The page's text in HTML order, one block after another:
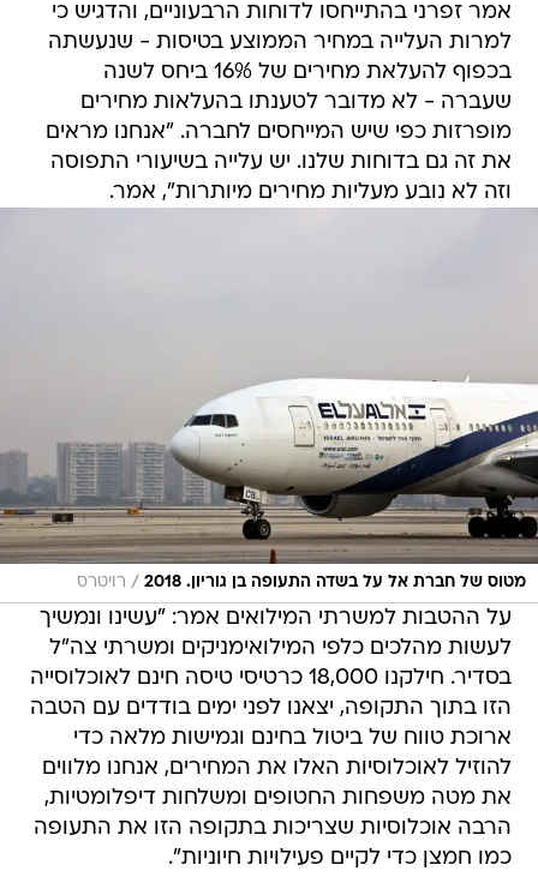
אמר זפרני בהתייחסו לדוחות הרבעוניים, והדגיש כי
למרות העלייה במחיר הממוצע בטיסות - שנעשתה
בכפוף להעלאת מחירים של 16% ביחס לשנה
שעברה - לא מדובר לטענתו בהעלאות מחירים
מופרזות כפי שיש המייחסים לחברה. "אנחנו מראים
את זה גם בדוחות שלנו. יש עלייה בשיעורי התפוסה
וזה לא נובע מעליות מחירים מיותרות", אמר.
מטוס של חברת אל על בשדה התעופה בן גוריון. 2018 / רויטרס
על ההטבות למשרתי המילואים אמר: "עשינו ונמשיך
לעשות מהלכים כלפי המילואימניקים ומשרתי צה"ל
בסדיר. חילקנו 18,000 כרטיסי טיסה חינם לאוכלוסייה
הזו בתוך התקופה, יצאנו לפני ימים בודדים עם הטבה
ארוכת טווח של ביטול בחינם וגמישות מלאה כדי
להוזיל לאוכלוסיות האלו את המחירים, אנחנו מלווים
את מטה משפחות החטופים ומשלחות דיפלומטיות,
הרבה אוכלוסיות שצריכות בתקופה הזו את התעופה
כמו חמצן כדי לקיים פעילויות חיוניות".